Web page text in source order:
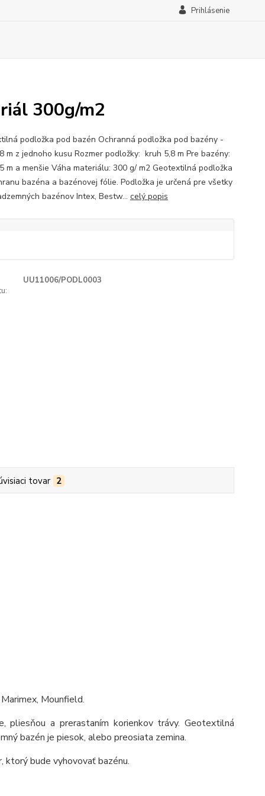
Prihlásenie
300g/m2
podložka pod bazén Ochranná podložka pod bazény -
m z jednoho kusu Rozmer podložky: kruh 5,8 m Pre bazény:
m a menšie Váha materiálu: 300 g/ m2 Geotextilná podložka
bazéna a bazénovej fólie. Podložka je určená pre všetky
bazénov Intex, Bestw... celý popis
UU11006/PODL0003
tovar 2
Mounfield.
pliesňou a prerastaním korienkov trávy. Geotextilná
bazén je piesok, alebo preosiata zemina.
ktorý bude vyhovovať bazénu.